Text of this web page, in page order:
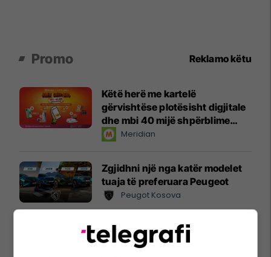
Promo Reklamo këtu
Këtë herë me kartelë
gërvishtëse plotësisht digjitale
dhe mbi 40 mijë shpërblime
instant!Meridian
Zgjidhni një nga katër modelet
tuaja të preferuara Peugeot
Peugot Kosova
IPKO vazhdon partneritetin me
Sunny Hill Festival 2026